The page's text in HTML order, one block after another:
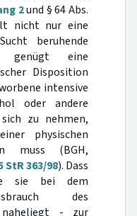
2und § 64 Abs.
nicht nur eine
beruhende
genügt eine
Disposition
intensive
oder andere
zu nehmen,
physischen
muss (BGH,
StR 363/98). Dass
sie bei dem
des
naheliegt - zur